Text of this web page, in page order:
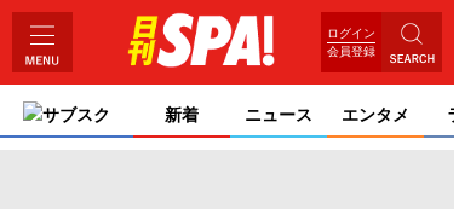
ログイン
会員登録
サブスク 新着 ニュース エンタメ